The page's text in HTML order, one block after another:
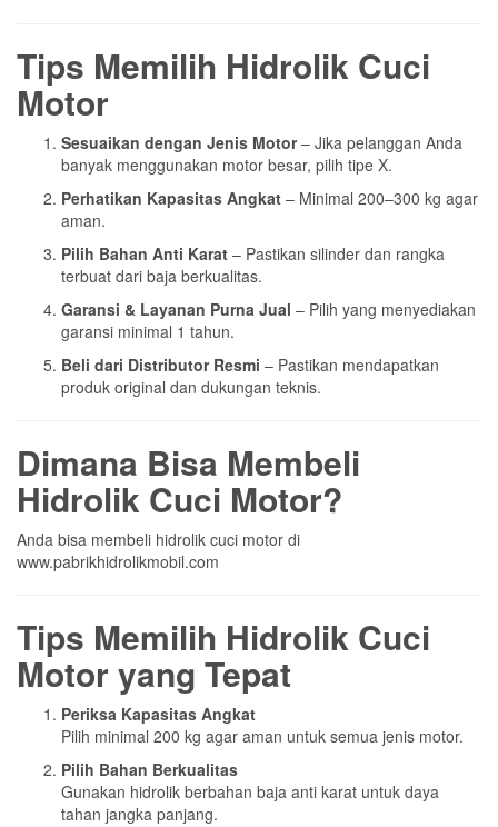
Tips Memilih Hidrolik Cuci
Motor
Sesuaikan dengan Jenis Motor– Jika pelanggan Anda
banyak menggunakan motor besar, pilih tipe X.
Perhatikan Kapasitas Angkat – Minimal 200–300 kg agar
aman.
Pilih Bahan Anti Karat – Pastikan silinder dan rangka
terbuat dari baja berkualitas.
Garansi & Layanan Purna Jual – Pilih yang menyediakan
garansi minimal 1 tahun.
Beli dari Distributor Resmi – Pastikan mendapatkan
produk original dan dukungan teknis.
Dimana Bisa Membeli
Hidrolik Cuci Motor?
Anda bisa membeli hidrolik cuci motor di
www.pabrikhidrolikmobil.com
Tips Memilih Hidrolik Cuci
Motor yang Tepat
Periksa Kapasitas Angkat
Pilih minimal 200 kg agar aman untuk semua jenis motor.
Pilih Bahan Berkualitas
Gunakan hidrolik berbahan baja anti karat untuk daya
tahan jangka panjang.